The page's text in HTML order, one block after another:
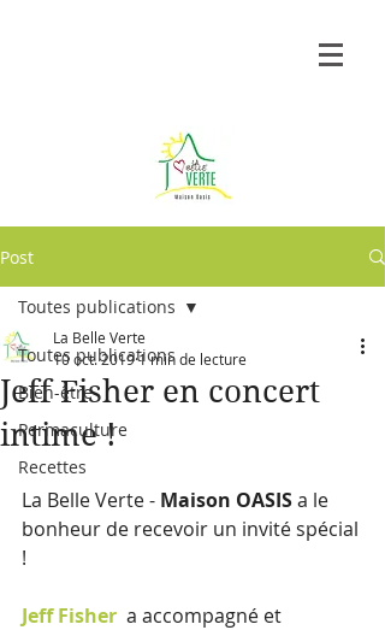
Post
Toutes publications
Bien-être
Permaculture
Recettes
Toutes publications
Jeff Fisher en concert
intime !
La Belle Verte
10 oct. 20191 min de lecture
La Belle Verte - Maison OASIS a le
bonheur de recevoir un invité spécial
!
Jeff Fisher
  a accompagné et